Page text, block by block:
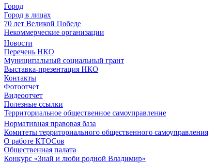
Город
Город в лицах
70 лет Великой Победе
Некоммерческие организации
Новости
Перечень НКО
Муниципальный социальный грант
Выставка-презентация НКО
Контакты
Фотоотчет
Видеоотчет
Полезные ссылки
Территориальное общественное самоуправление
Нормативная правовая база
Комитеты территориального общественного самоуправления
О работе КТОСов
Общественная палата
Конкурс «Знай и люби родной Владимир»